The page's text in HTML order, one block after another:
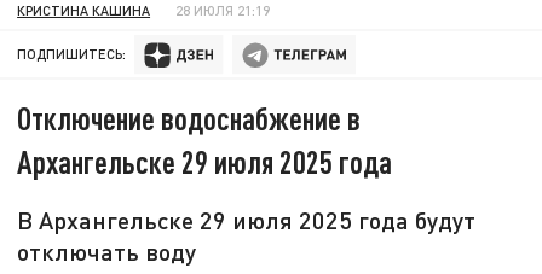
КРИСТИНА КАШИНА 28 ИЮЛЯ 21:19
ПОДПИШИТЕСЬ:
Отключение водоснабжение в
Архангельске 29 июля 2025 года
В Архангельске 29 июля 2025 года будут
отключать воду